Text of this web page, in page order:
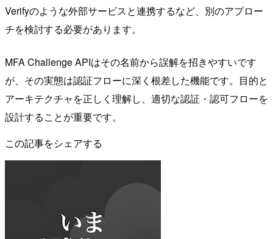
Verifyのような外部サービスと連携するなど、別のアプロー
チを検討する必要があります。
MFA Challenge APIはその名前から誤解を招きやすいです
が、その実態は認証フローに深く根差した機能です。目的と
アーキテクチャを正しく理解し、適切な認証・認可フローを
設計することが重要です。
この記事をシェアする